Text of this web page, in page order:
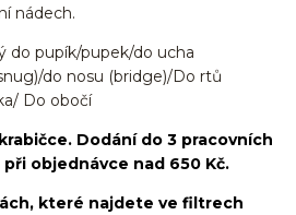
nádech.
do pupík/pupek/do ucha
do nosu (bridge)/Do rtů
Do obočí
Dodání do 3 pracovních
objednávce nad 650 Kč.
které najdete ve filtrech